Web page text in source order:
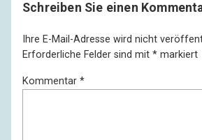
Schreiben Sie einen
Ihre E-Mail-Adresse wird nicht
Erforderliche Felder sind mit * markiert
Kommentar *